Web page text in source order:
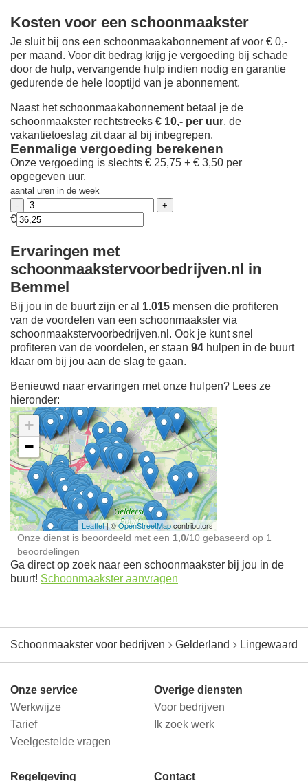
Kosten voor een schoonmaakster
Je sluit bij ons een schoonmaakabonnement af voor € 0,-
per maand. Voor dit bedrag krijg je vergoeding bij schade
door de hulp, vervangende hulp indien nodig en garantie
gedurende de hele looptijd van je abonnement.
Naast het schoonmaakabonnement betaal je de
schoonmaakster rechtstreeks € 10,- per uur, de
vakantietoeslag zit daar al bij inbegrepen.
Eenmalige vergoeding berekenen
Onze vergoeding is slechts € 25,75 + € 3,50 per
opgegeven uur.
aantal uren in de week
€
Ervaringen met
schoonmaakstervoorbedrijven.nl in
Bemmel
Bij jou in de buurt zijn er al 1.015 mensen die profiteren
van de voordelen van een schoonmaakster via
schoonmaakstervoorbedrijven.nl. Ook je kunt snel
profiteren van de voordelen, er staan 94 hulpen in de buurt
klaar om bij jou aan de slag te gaan.
Benieuwd naar ervaringen met onze hulpen? Lees ze
hieronder:
Ontdek meer ervaringen
Schoonmaakster bij
jou in de buurt
+
−
Leaflet| ©OpenStreetMapcontributors
Onze dienst is beoordeeld met een 1,0/10 gebaseerd op 1
beoordelingen
Ga direct op zoek naar een schoonmaakster bij jou in de
buurt! Schoonmaakster aanvragen
Schoonmaakster voor bedrijven Gelderland Lingewaard
Onze service
Werkwijze
Tarief
Veelgestelde vragen
Overige diensten
Voor bedrijven
Ik zoek werk
Regelgeving Contact